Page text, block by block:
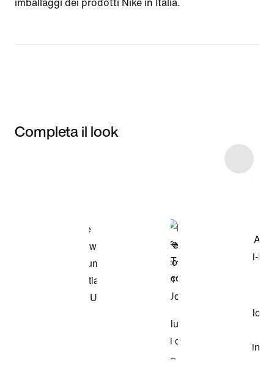
imballaggi dei prodotti Nike in Italia.
Completa il look